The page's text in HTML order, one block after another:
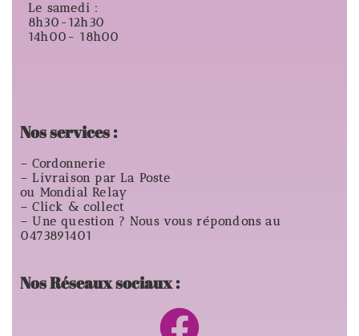
Le samedi :
8h30-12h30
14h00- 18h00
Nos services :
– Cordonnerie
– Livraison par La Poste
ou Mondial Relay
– Click & collect
– Une question ? Nous vous répondons au
0473891401
Nos Réseaux sociaux :